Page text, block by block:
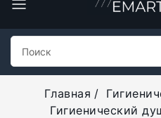
Главная
Гигиенический